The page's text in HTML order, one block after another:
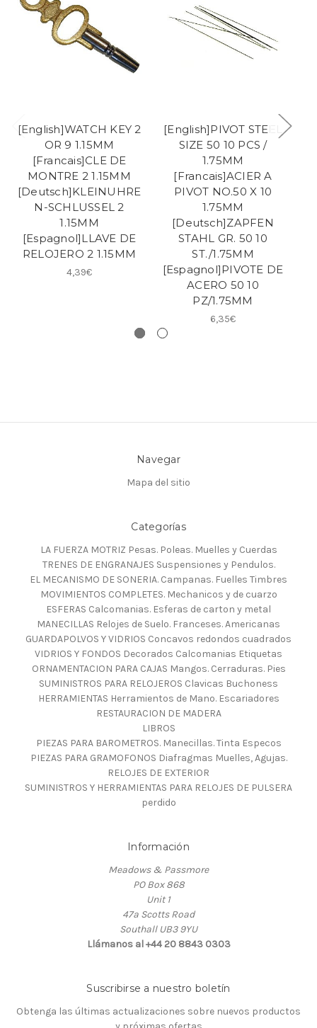
[English]WATCH KEY 2
OR 9 1.15MM
[Francais]CLE DE
MONTRE 2 1.15MM
[Deutsch]KLEINUHRE
N-SCHLUSSEL 2
1.15MM
[Espagnol]LLAVE DE
RELOJERO 2 1.15MM
4,39€
[English]PIVOT STEEL
SIZE 50 10 PCS /
1.75MM
[Francais]ACIER A
PIVOT NO.50 X 10
1.75MM
[Deutsch]ZAPFEN
STAHL GR. 50 10
ST./1.75MM
[Espagnol]PIVOTE DE
ACERO 50 10
PZ/1.75MM
6,35€
Navegar
Mapa del sitio
Categorías
LA FUERZA MOTRIZ Pesas. Poleas. Muelles y Cuerdas
TRENES DE ENGRANAJES Suspensiones y Pendulos.
EL MECANISMO DE SONERIA. Campanas. Fuelles Timbres
MOVIMIENTOS COMPLETES. Mechanicos y de cuarzo
ESFERAS Calcomanias. Esferas de carton y metal
MANECILLAS Relojes de Suelo. Franceses. Americanas
GUARDAPOLVOS Y VIDRIOS Concavos redondos cuadrados
VIDRIOS Y FONDOS Decorados Calcomanias Etiquetas
ORNAMENTACION PARA CAJAS Mangos. Cerraduras. Pies
SUMINISTROS PARA RELOJEROS Clavicas Buchoness
HERRAMIENTAS Herramientos de Mano. Escariadores
RESTAURACION DE MADERA
LIBROS
PIEZAS PARA BAROMETROS. Manecillas. Tinta Especos
PIEZAS PARA GRAMOFONOS Diafragmas Muelles, Agujas.
RELOJES DE EXTERIOR
SUMINISTROS Y HERRAMIENTAS PARA RELOJES DE PULSERA
perdido
Información
Meadows & Passmore
PO Box 868
Unit 1
47a Scotts Road
Southall UB3 9YU
Llámanos al +44 20 8843 0303
Suscribirse a nuestro boletín
Obtenga las últimas actualizaciones sobre nuevos productos